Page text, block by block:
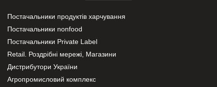
Постачальники продуктів харчування
Постачальники nonfood
Постачальники Private Label
Retail. Роздрібні мережі, Магазини
Дистрибутори України
Агропромисловий комплекс